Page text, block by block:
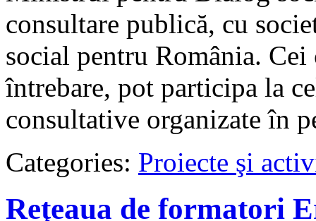
consultare publică, cu
social pentru România. Cei
întrebare, pot participa la
consultative organizate în
Categories: Proiecte şi
Reţeaua de formatori